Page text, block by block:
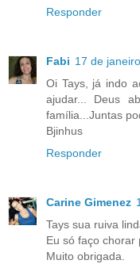
Responder
Fabi 17 de
Oi Tays, já indo
ajudar... Deus
família...Juntas
Bjinhus
Responder
Carine Gimenez
Tays sua ruiva
Eu só faço chorar
Muito obrigada.